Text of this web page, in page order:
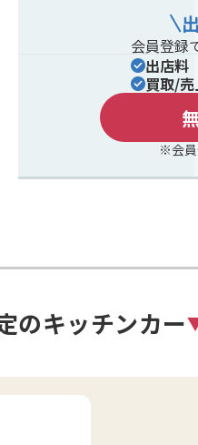
会員登録
出店料
買取/
※会員
のキッチンカー